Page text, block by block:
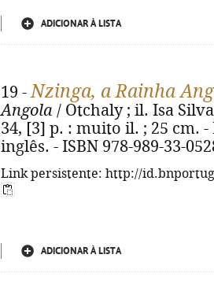
ADICIONAR À LISTA
19 -Nzinga, a Rainha
Angola / Otchaly ; il. Isa
34, [3] p. : muito il. ; 25 cm.
inglês. - ISBN 978-989-33-
Link persistente: http://
ADICIONAR À LISTA